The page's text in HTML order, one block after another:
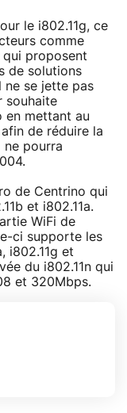
le i802.11g, ce
comme
qui proposent
de solutions
ne se jette pas
souhaite
en mettant au
de réduire la
ne pourra
de Centrino qui
et i802.11a.
WiFi de
ci supporte les
i802.11g et
du i802.11n qui
et 320Mbps.